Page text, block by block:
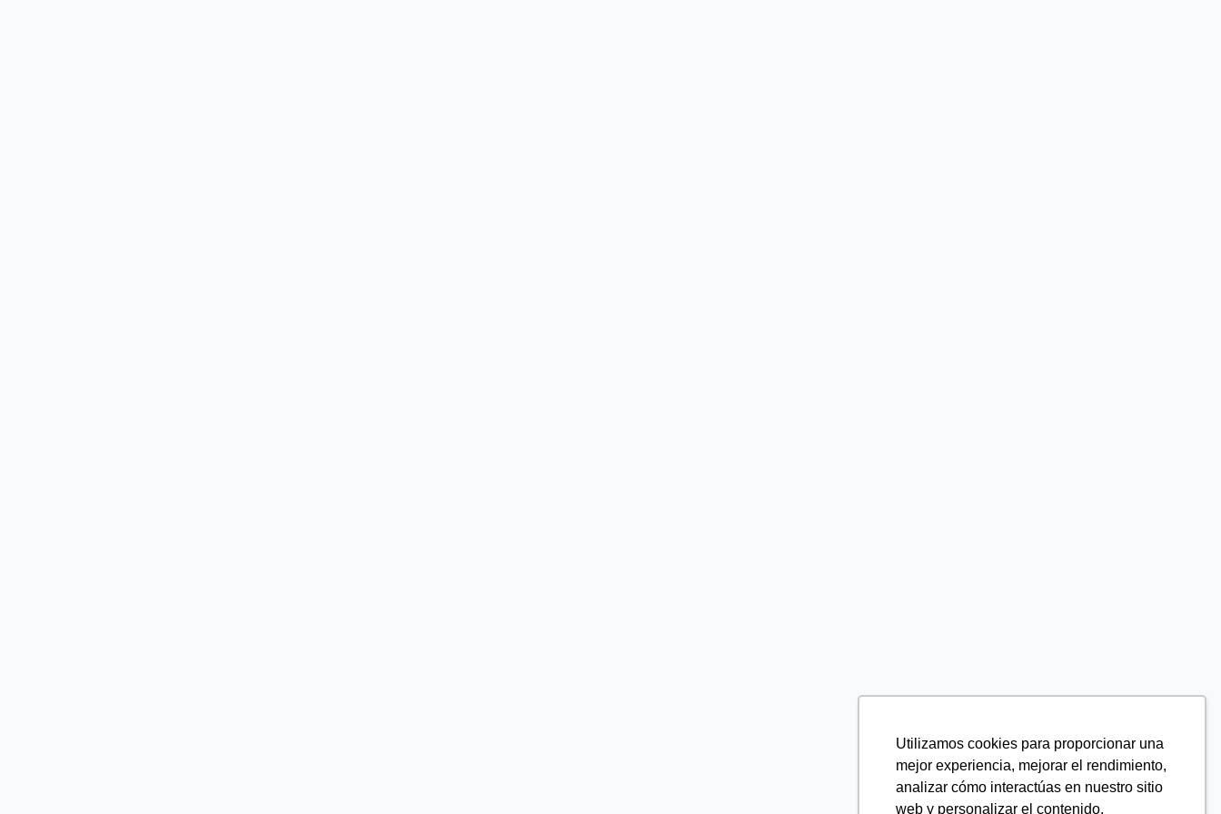
Utilizamos cookies para proporcionar una
mejor experiencia, mejorar el rendimiento,
analizar cómo interactúas en nuestro sitio
web y personalizar el contenido.